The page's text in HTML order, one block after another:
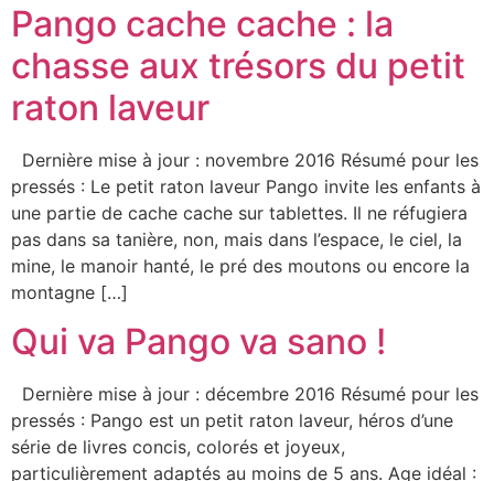
Pango cache cache : la
chasse aux trésors du petit
raton laveur
Dernière mise à jour : novembre 2016 Résumé pour les
pressés : Le petit raton laveur Pango invite les enfants à
une partie de cache cache sur tablettes. Il ne réfugiera
pas dans sa tanière, non, mais dans l’espace, le ciel, la
mine, le manoir hanté, le pré des moutons ou encore la
montagne […]
Qui va Pango va sano !
Dernière mise à jour : décembre 2016 Résumé pour les
pressés : Pango est un petit raton laveur, héros d’une
série de livres concis, colorés et joyeux,
particulièrement adaptés au moins de 5 ans. Age idéal :